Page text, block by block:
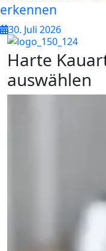
erkennen
30. Juli 2026
Harte Kauar
auswählen